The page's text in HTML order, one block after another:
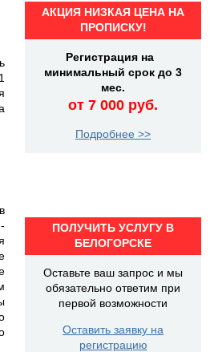
АКЦИЯ НИЗКАЯ ЦЕНА НА
ПРОПИСКУ!
Регистрация на
минимальный срок до 3
мес.
от 7 000 руб.
Подробнее >>
ПОЛУЧИТЬ УСЛУГУ В
БЕЛОГОРСКЕ
Оставьте ваш запрос и мы
обязательно ответим при
первой возможности
Оставить заявку на
регистрацию